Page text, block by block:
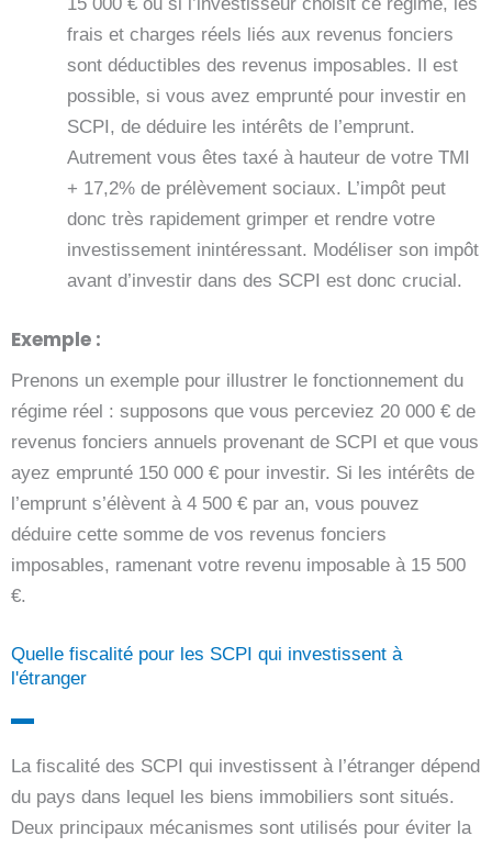
frais et charges réels liés aux revenus fonciers
sont déductibles des revenus imposables. Il est
possible, si vous avez emprunté pour investir en
SCPI, de déduire les intérêts de l’emprunt.
Autrement vous êtes taxé à hauteur de votre TMI
+ 17,2% de prélèvement sociaux. L’impôt peut
donc très rapidement grimper et rendre votre
investissement inintéressant. Modéliser son impôt
avant d’investir dans des SCPI est donc crucial.
Exemple :
Prenons un exemple pour illustrer le fonctionnement du
régime réel : supposons que vous perceviez 20 000 € de
revenus fonciers annuels provenant de SCPI et que vous
ayez emprunté 150 000 € pour investir. Si les intérêts de
l’emprunt s’élèvent à 4 500 € par an, vous pouvez
déduire cette somme de vos revenus fonciers
imposables, ramenant votre revenu imposable à 15 500
€.
Quelle fiscalité pour les SCPI qui investissent à
l'étranger
La fiscalité des SCPI qui investissent à l’étranger dépend
du pays dans lequel les biens immobiliers sont situés.
Deux principaux mécanismes sont utilisés pour éviter la